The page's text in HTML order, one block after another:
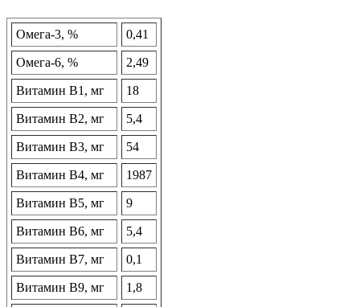
Омега-3, % 0,41
Омега-6, % 2,49
Витамин B1, мг 18
Витамин B2, мг 5,4
Витамин В3, мг 54
Витамин В4, мг 1987
Витамин В5, мг 9
Витамин В6, мг 5,4
Витамин В7, мг 0,1
Витамин В9, мг 1,8